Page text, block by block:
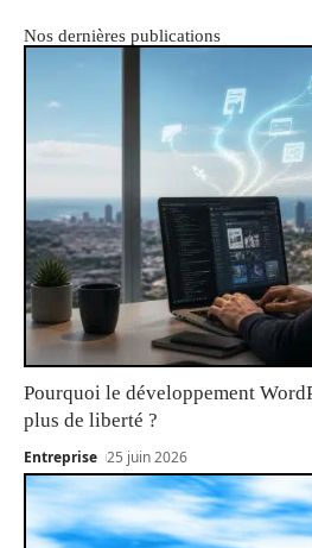
Nos dernières publications
Pourquoi le développement
plus de liberté ?
Entreprise 25 juin 2026